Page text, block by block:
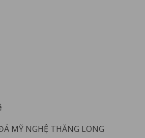
MỸ NGHỆ THĂNG LONG